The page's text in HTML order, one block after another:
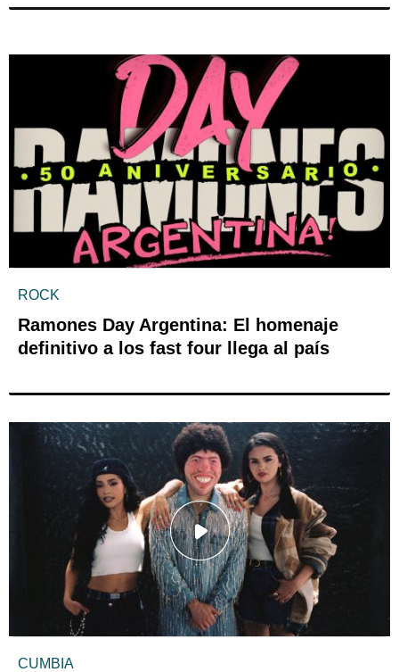
ROCK
Ramones Day Argentina: El homenaje
definitivo a los fast four llega al país
CUMBIA